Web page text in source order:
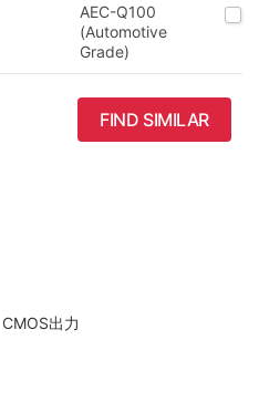
AEC-Q100
(Automotive
Grade)
FIND SIMILAR
出力